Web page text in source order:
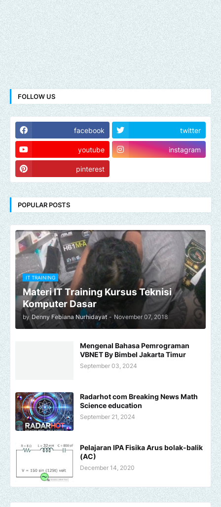
FOLLOW US
facebook twitter
youtube instagram
pinterest
POPULAR POSTS
IT TRAINING
Materi IT Training Kursus Teknisi
Komputer Dasar
by Denny Febiana Nurhidayat - November 07, 2018
Mengenal Bahasa Pemrograman
VBNET By Bimbel Jakarta Timur
September 03, 2024
Radarhot com Breaking News Math
Science education
September 21, 2024
Pelajaran IPA Fisika Arus bolak-balik
(AC)
December 14, 2020